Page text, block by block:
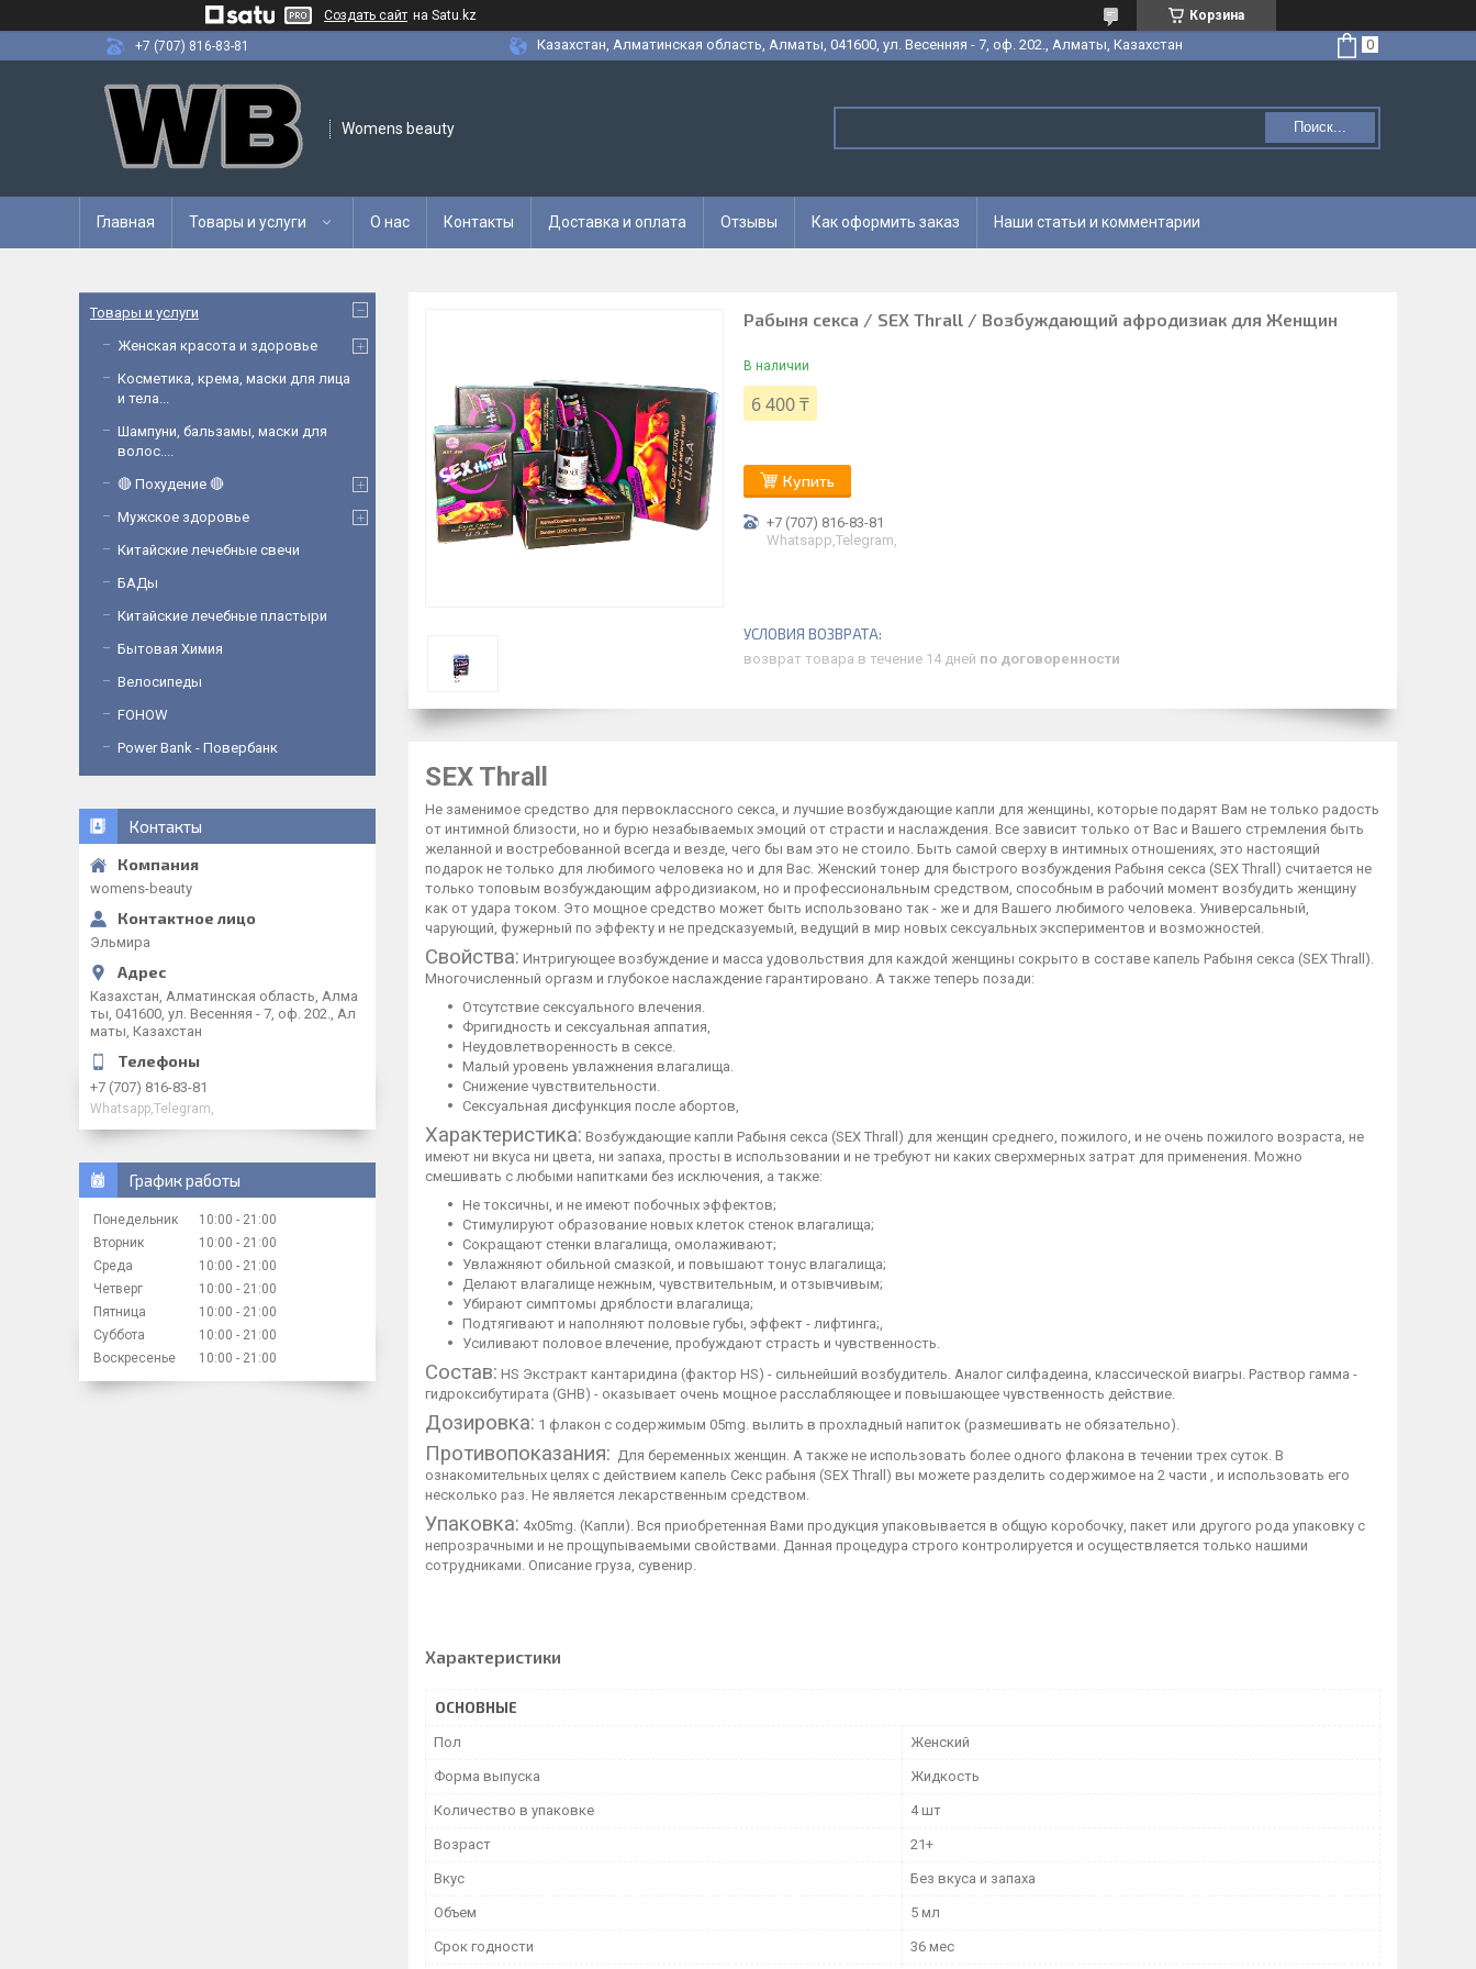
Создать сайт на Satu.kz
Корзина
+7 (707) 816-83-81
Казахстан, Алматинская область, Алматы, 041600, ул. Весенняя - 7, оф. 202., Алматы, Казахстан
Womens beauty Поиск...
Главная Товары и услуги О нас Контакты Доставка и оплата Отзывы Как оформить заказ Наши статьи и комментарии
Рабыня секса / SEX Thrall / Возбуждающий афродизиак для Женщин
В наличии
6 400 ₸
Купить
+7 (707) 816-83-81
Whatsapp,Telegram,
возврат товара в течение 14 дней по договоренности
SEX Thrall
Не заменимое средство для первоклассного секса, и лучшие возбуждающие капли для женщины, которые подарят Вам не только радость
от интимной близости, но и бурю незабываемых эмоций от страсти и наслаждения. Все зависит только от Вас и Вашего стремления быть
желанной и востребованной всегда и везде, чего бы вам это не стоило. Быть самой сверху в интимных отношениях, это настоящий
подарок не только для любимого человека но и для Вас. Женский тонер для быстрого возбуждения Рабыня секса (SEX Thrall) считается не
только топовым возбуждающим афродизиаком, но и профессиональным средством, способным в рабочий момент возбудить женщину
как от удара током. Это мощное средство может быть использовано так - же и для Вашего любимого человека. Универсальный,
чарующий, фужерный по эффекту и не предсказуемый, ведущий в мир новых сексуальных экспериментов и возможностей.
Свойства: Интригующее возбуждение и масса удовольствия для каждой женщины сокрыто в составе капель Рабыня секса (SEX Thrall).
Многочисленный оргазм и глубокое наслаждение гарантировано. А также теперь позади:
Отсутствие сексуального влечения.
Фригидность и сексуальная аппатия,
Неудовлетворенность в сексе.
Малый уровень увлажнения влагалища.
Снижение чувствительности.
Сексуальная дисфункция после абортов,
Характеристика: Возбуждающие капли Рабыня секса (SEX Thrall) для женщин среднего, пожилого, и не очень пожилого возраста, не
имеют ни вкуса ни цвета, ни запаха, просты в использовании и не требуют ни каких сверхмерных затрат для применения. Можно
смешивать с любыми напитками без исключения, а также:
Не токсичны, и не имеют побочных эффектов;
Стимулируют образование новых клеток стенок влагалища;
Сокращают стенки влагалища, омолаживают;
Увлажняют обильной смазкой, и повышают тонус влагалища;
Делают влагалище нежным, чувствительным, и отзывчивым;
Убирают симптомы дряблости влагалища;
Подтягивают и наполняют половые губы, эффект - лифтинга;,
Усиливают половое влечение, пробуждают страсть и чувственность.
Состав: HS Экстракт кантаридина (фактор HS) - сильнейший возбудитель. Аналог силфадеина, классической виагры. Раствор гамма -
гидроксибутирата (GHB) - оказывает очень мощное расслабляющее и повышающее чувственность действие.
Дозировка: 1 флакон с содержимым 05mg. вылить в прохладный напиток (размешивать не обязательно).
Противопоказания: Для беременных женщин. А также не использовать более одного флакона в течении трех суток. В
ознакомительных целях с действием капель Секс рабыня (SEX Thrall) вы можете разделить содержимое на 2 части , и использовать его
несколько раз. Не является лекарственным средством.
Упаковка: 4х05mg. (Капли). Вся приобретенная Вами продукция упаковывается в общую коробочку, пакет или другого рода упаковку с
непрозрачными и не прощупываемыми свойствами. Данная процедура строго контролируется и осуществляется только нашими
сотрудниками. Описание груза, сувенир.
Характеристики
ОСНОВНЫЕ
Пол Женский
Форма выпуска Жидкость
Количество в упаковке 4 шт
Возраст 21+
Вкус Без вкуса и запаха
Объем 5 мл
Срок годности 36 мес
Товары и услуги
Женская красота и здоровье
Косметика, крема, маски для лица
и тела...
Шампуни, бальзамы, маски для
волос....
🔴 Похудение 🔴
Мужское здоровье
Китайские лечебные свечи
БАДы
Китайские лечебные пластыри
Бытовая Химия
Велосипеды
FOHOW
Power Bank - Повербанк
Контакты
womens-beauty
Эльмира
Казахстан, Алматинская область, Алма
ты, 041600, ул. Весенняя - 7, оф. 202., Ал
маты, Казахстан
+7 (707) 816-83-81
Whatsapp,Telegram,
График работы
Понедельник 10:00
21:00
Вторник
10:00
21:00
Среда
10:00
21:00
Четверг
10:00
21:00
Пятница
10:00
21:00
Суббота
10:00
21:00
Воскресенье
10:00 21:00